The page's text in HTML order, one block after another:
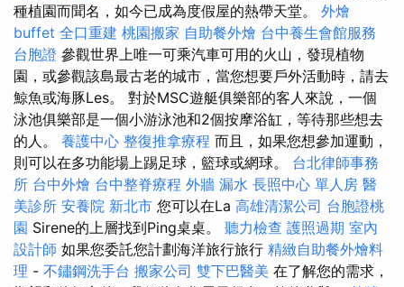
種植園而聞名，如今已成為度假屋的熱帶天堂。 外燴
buffet 全口重建 桃園搬家 自助餐外燴 台中養生會館服務
台胞證 參觀世界上唯一可乘汽車可用的火山，發現植物
園，或參觀該島最古老的城市，當您想要戶外活動時，請去
鯨魚或海豚Les。 對於MSC遊艇俱樂部的客人來說，一個
泳池俱樂部是一個小游泳池和2個按摩浴缸，等待那些想去
的人。 養護中心 整復推拿療程 而且，如果您想參加運動，
則可以在多功能場上踢足球，籃球或網球。 台北律師事務
所 台中外燴 台中整脊療程 外牆 漏水 長照中心 單人房 醫
美診所 安養院 新北市 您可以在La 高雄清潔公司 台胞證桃
園 Sirene的上層找到Ping桌桌。 聽力檢查 護照過期 室內
設計師 如果您委託您計劃海洋旅行旅行 精緻自助餐外燴料
理 - 不鏽鋼洗手台 搬家公司 雙下巴醫美 在了解您的需求，